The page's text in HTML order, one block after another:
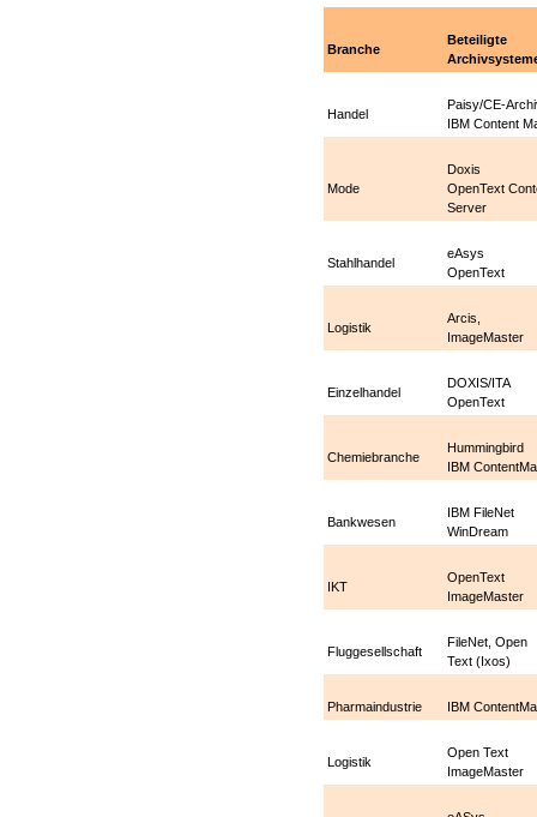
Branche
Beteiligte
Handel
Paisy/CE-
IBM Content
Mode
Doxis
OpenText
Server
Stahlhandel
eAsys
OpenText
Logistik
Arcis,
ImageMaster
Einzelhandel
DOXIS/ITA
OpenText
Chemiebranche
Hummingbird
IBM
Bankwesen
IBM FileNet
WinDream
IKT
OpenText
ImageMaster
Fluggesellschaft
FileNet, Open
Text (Ixos)
Pharmaindustrie IBM
Logistik
Open Text
ImageMaster